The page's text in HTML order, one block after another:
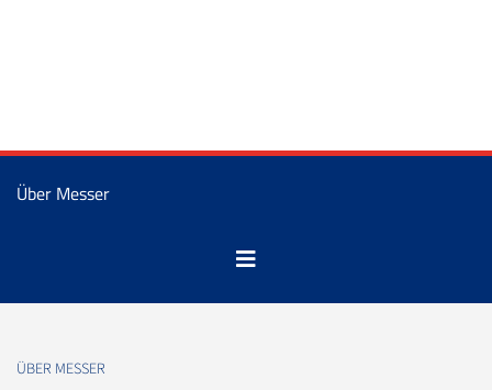
Über Messer
ÜBER MESSER